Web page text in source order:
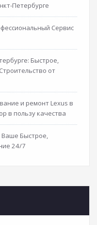
Петербурге
Сервис
Быстрое,
от
и ремонт Lexus в
в пользу качества
Ваше Быстрое,
24/7